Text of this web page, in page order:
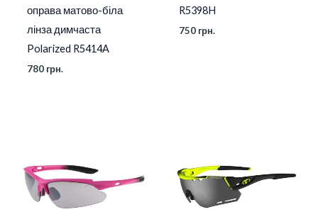
оправа матово-біла
лінза димчаста
Polarized R5414A
780 грн.
R5398H
750 грн.
150 грн.
до